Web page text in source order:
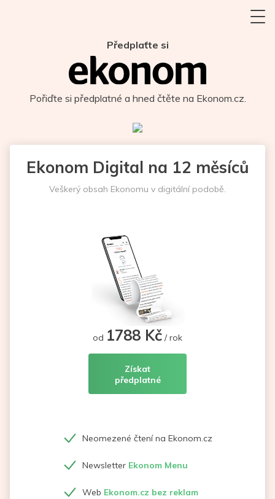
Předplaťte si
Pořiďte si předplatné a hned čtěte na Ekonom.cz.
Ekonom Digital na 12 měsíců
Veškerý obsah Ekonomu v digitální podobě.
od 1788 Kč / rok
Získat
předplatné
Neomezené čtení na Ekonom.cz
Newsletter Ekonom Menu
Web Ekonom.cz bez reklam